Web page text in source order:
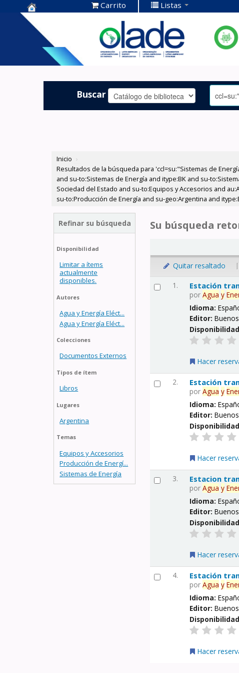
Centro de
Documentación
OLADE -
Carrito Listas
Buscar
Inicio ›
Resultados de la búsqueda para 'ccl=su:"Sistemas de
and su-to:Sistemas de Energía and itype:BK and su-
Sociedad del Estado and su-to:Equipos y Accesorios and
su-to:Producción de Energía and su-geo:Argentina and
Refinar su búsqueda
Disponibilidad
Limitar a ítems
actualmente
disponibles.
Autores
Agua y Energía Eléct...
Agua y Energía Eléct...
Colecciones
Documentos Externos
Tipos de ítem
Libros
Lugares
Argentina
Temas
Equipos y Accesorios
Producción de Energí...
Sistemas de Energía
Su búsqueda
Quitar resaltado |
1. Estación
porAgua y
Idioma:
Editor:
Hacer
2. Estación
porAgua y
Idioma:
Editor:
Hacer
3. Estacion
porAgua y
Idioma:
Editor:
Hacer
4. Estación
porAgua y
Idioma:
Editor:
Hacer